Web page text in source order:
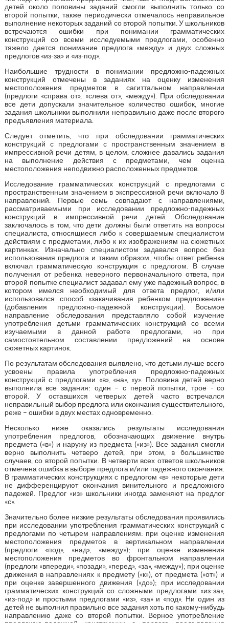
детей около половины заданий смогли выполнить только со
второй попытки, также периодически отмечалось неправильное
выполнение некоторых заданий со второй попытки. У школьников
встречаются ошибки при понимании грамматических
конструкций со всеми исследуемыми предлогами, особенно
тяжело дается понимание предлога «между» и двух сложных
предлогов «из-за» и «из-под».
Наибольшие трудности в понимании предложно-падежных
конструкций отмечены в заданиях на оценку изменения
местоположения предметов в сагиттальном направлении
(предлоги «справа от», «слева от», «между»). При обследовании
все дети допускали значительное количество ошибок, многие
задания школьники выполнили неправильно даже после второго
предъявления материала.
Следует отметить, что при обследовании грамматических
конструкций с предлогами с пространственным значением в
импрессивной речи детям, в целом, сложнее давались задания
на выполнение действия с предметами, чем оценка
местоположения неподвижно расположенных предметов.
Исследование грамматических конструкций с предлогами с
пространственным значением в экспрессивной речи включало 8
направлений. Первые семь совпадают с направлениями,
рассматриваемыми при исследовании предложно-падежных
конструкций в импрессивной речи детей. Обследование
заключалось в том, что дети должны были ответить на вопросы
специалиста, относящиеся либо к совершаемым специалистом
действиям с предметами, либо к их изображениям на сюжетных
картинках. Изначально специалистом задавался вопрос без
использования предлога и таким образом, чтобы ответ ребенка
включал грамматическую конструкция с предлогом. В случае
получения от ребенка неверного первоначального ответа, при
второй попытке специалист задавал ему уже падежный вопрос, в
котором имелся необходимый для ответа предлог, и/или
использовался способ «закачивания ребенком предложения»
(добавления предложно-падежной конструкции). Восьмое
направление обследования представляло собой изучение
употребления детьми грамматических конструкций со всеми
изучаемыми в данной работе предлогами, но при
самостоятельном составлении предложений на основе
сюжетных картинок.
По результатам обследования выявлено, что детьми лучше всего
усвоены правила употребления предложно-падежных
конструкций с предлогами «в», «на», «у». Половина детей верно
выполнила все задания: один – с первой попытки, трое - со
второй. У оставшихся четверых детей часто встречался
неправильный выбор предлога или окончания существительного,
реже – ошибки в двух местах одновременно.
Несколько ниже оказались результаты исследования
употребления предлогов, обозначающих движение внутрь
предмета («в») и наружу из предмета («из»). Все задания смогли
верно выполнить четверо детей, при этом, в большинстве
случаев, со второй попытки. В четверти всех ответов школьников
отмечена ошибка в выборе предлога и/или падежного окончания.
В грамматических конструкциях с предлогом «в» некоторые дети
не дифференцируют окончания винительного и предложного
падежей. Предлог «из» школьники иногда заменяют на предлог
«с».
Значительно более низкие результаты обследования проявились
при исследовании употребления грамматических конструкций с
предлогами по четырем направлениям: при оценке изменения
местоположения предметов в вертикальном направлении
(предлоги «под», «над», «между»); при оценке изменения
местоположения предметов во фронтальном направлении
(предлоги «впереди», «позади», «перед», «за», «между»); при оценке
движения в направлениях к предмету («к»), от предмета («от») и
при оценке завершенного движения («до»); при исследовании
грамматических конструкций со сложными предлогами «из-за»,
«из-под» и простыми предлогами «из», «за» и «под». Ни один из
детей не выполнил правильно все задания хоть по какому-нибудь
направлению даже со второй попытки. Верное употребление